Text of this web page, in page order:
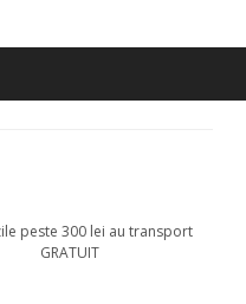
peste 300 lei au transport
GRATUIT